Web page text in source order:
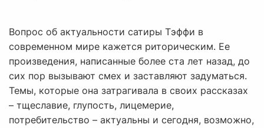
Вопрос об актуальности сатиры Тэффи в
современном мире кажется риторическим. Ее
произведения, написанные более ста лет назад, до
сих пор вызывают смех и заставляют задуматься.
Темы, которые она затрагивала в своих рассказах
– тщеславие, глупость, лицемерие,
потребительство – актуальны и сегодня, возможно,